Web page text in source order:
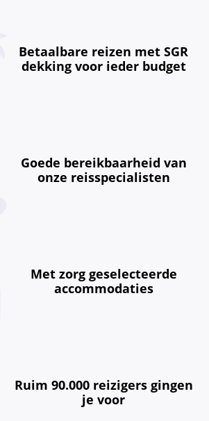
Betaalbare reizen met SGR
dekking voor ieder budget
Goede bereikbaarheid van
onze reisspecialisten
Met zorg geselecteerde
accommodaties
Ruim 90.000 reizigers gingen
je voor